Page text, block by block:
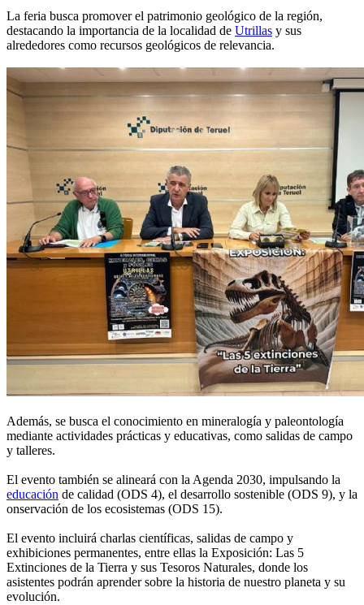
La feria busca promover el patrimonio geológico de la región,
destacando la importancia de la localidad de Utrillas y sus
alrededores como recursos geológicos de relevancia.
Además, se busca el conocimiento en mineralogía y paleontología
mediante actividades prácticas y educativas, como salidas de campo
y talleres.
El evento también se alineará con la Agenda 2030, impulsando la
educación de calidad (ODS 4), el desarrollo sostenible (ODS 9), y la
onservación de los ecosistemas (ODS 15).
El evento incluirá charlas científicas, salidas de campo y
exhibiciones permanentes, entre ellas la Exposición: Las 5
Extinciones de la Tierra y sus Tesoros Naturales, donde los
asistentes podrán aprender sobre la historia de nuestro planeta y su
evolución.